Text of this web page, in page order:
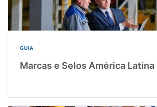
GUIA
Marcas e Selos América Latina